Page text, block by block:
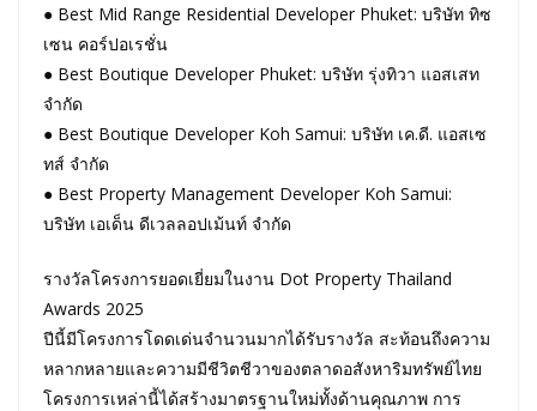
● Best Mid Range Residential Developer Phuket: บริษัท ทิซ
เซน คอร์ปอเรชั่น
● Best Boutique Developer Phuket: บริษัท รุ่งทิวา แอสเสท
จำกัด
● Best Boutique Developer Koh Samui: บริษัท เค.ดี. แอสเซ
ทส์ จำกัด
● Best Property Management Developer Koh Samui:
บริษัท เอเด็น ดีเวลลอปเม้นท์ จำกัด
รางวัลโครงการยอดเยี่ยมในงาน Dot Property Thailand
Awards 2025
ปีนี้มีโครงการโดดเด่นจำนวนมากได้รับรางวัล สะท้อนถึงความ
หลากหลายและความมีชีวิตชีวาของตลาดอสังหาริมทรัพย์ไทย
โครงการเหล่านี้ได้สร้างมาตรฐานใหม่ทั้งด้านคุณภาพ การ